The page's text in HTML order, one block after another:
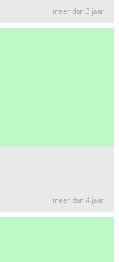
meer dan 3 jaar
meer dan 4 jaar